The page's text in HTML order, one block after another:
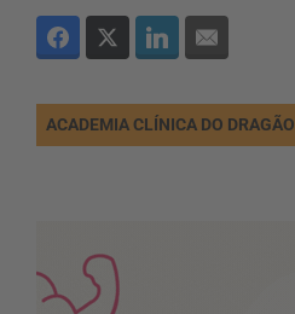
ACADEMIA CLÍNICA DO DRAGÃO